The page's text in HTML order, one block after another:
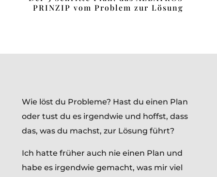
PRINZIP vom Problem zur Lösung
Wie löst du Probleme? Hast du einen Plan
oder tust du es irgendwie und hoffst, dass
das, was du machst, zur Lösung führt?
Ich hatte früher auch nie einen Plan und
habe es irgendwie gemacht, was mir viel